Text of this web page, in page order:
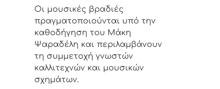
Οι μουσικές βραδιές
πραγματοποιούνται υπό την
καθοδήγηση του Μάκη
Ψαραδέλη και περιλαμβάνουν
τη συμμετοχή γνωστών
καλλιτεχνών και μουσικών
σχημάτων.